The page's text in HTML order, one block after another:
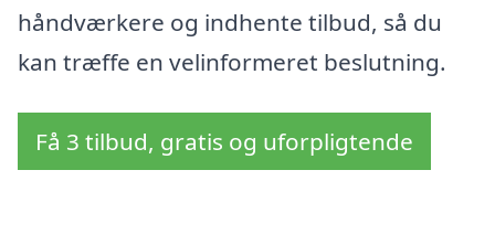
håndværkere og indhente tilbud, så du
kan træffe en velinformeret beslutning.
Få 3 tilbud, gratis og uforpligtende